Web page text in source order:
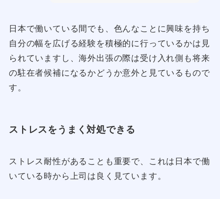
日本で働いている間でも、色んなことに興味を持ち
自分の幅を広げる経験を積極的に行っているかは見
られていますし、海外出張の際は受け入れ側も将来
の駐在者候補になるかどうか意外と見ているもので
す。
ストレスをうまく対処できる
ストレス耐性があることも重要で、これは日本で働
いている時から上司は良く見ています。